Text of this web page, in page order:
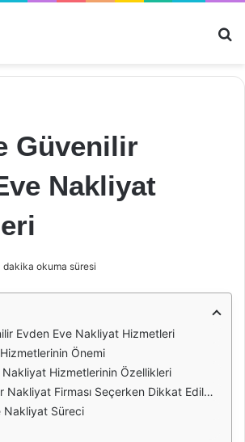
Güvenilir
Nakliyat
dakika okuma süresi
Evden Eve Nakliyat Hizmetleri
Önemi
Hizmetlerinin Özellikleri
Firması Seçerken Dikkat Edilmesi Gerekenler
Nakliyat Süreci